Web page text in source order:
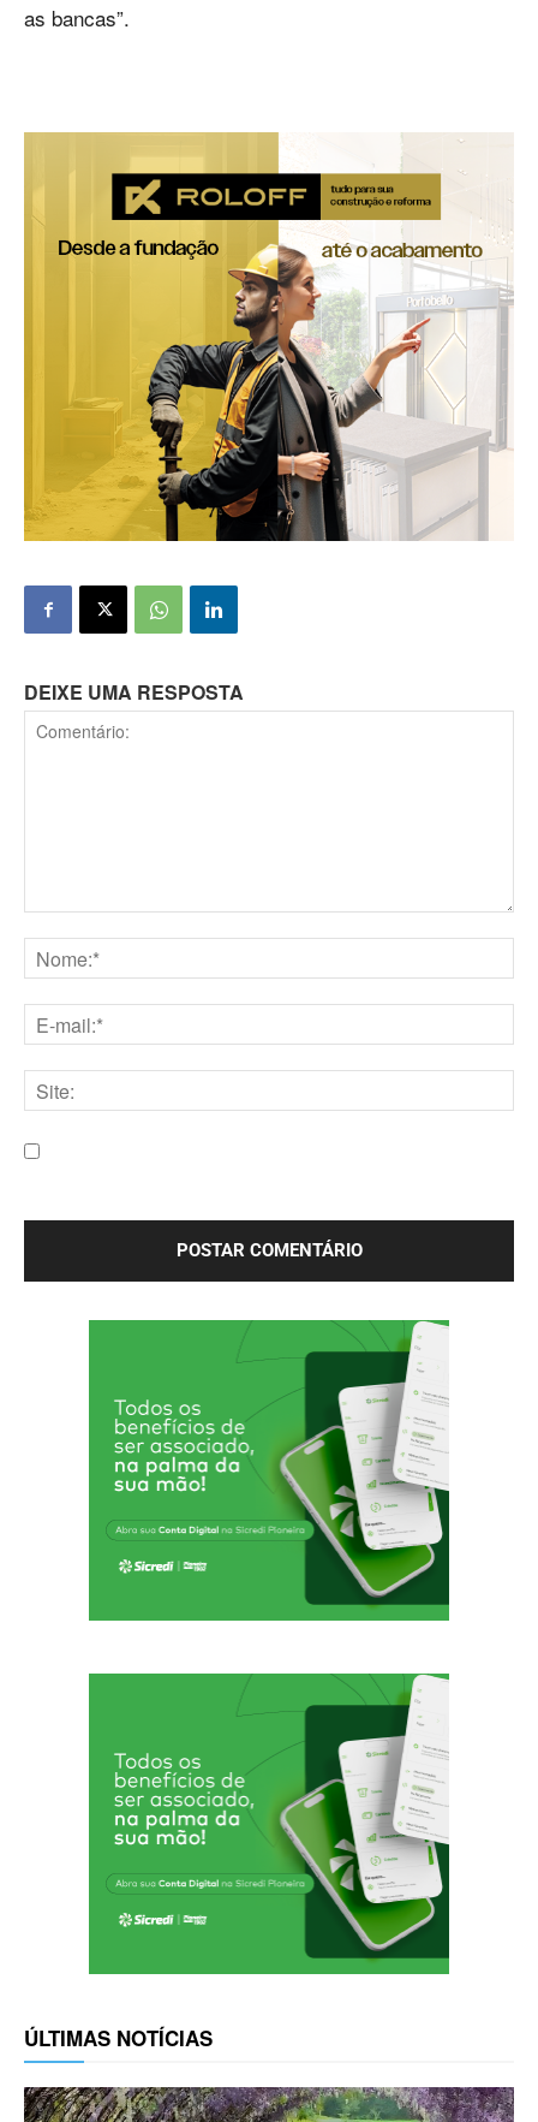
as bancas”.
DEIXE UMA RESPOSTA
mail:*
ÚLTIMAS NOTÍCIAS